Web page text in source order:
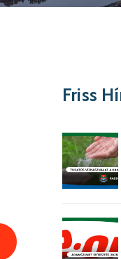
Friss